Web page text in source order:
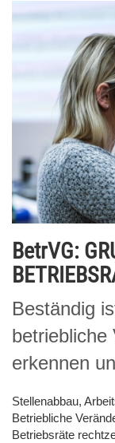
BetrVG:
Beständig
betriebliche
erkennen
Stellenabbau,
Betriebliche
Betriebsräte